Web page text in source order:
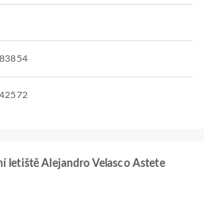
letiště Alejandro Velasco Astete